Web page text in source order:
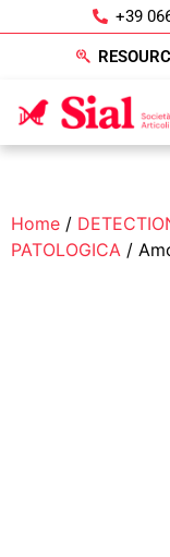
+39
Home /
PATOLOGICA /